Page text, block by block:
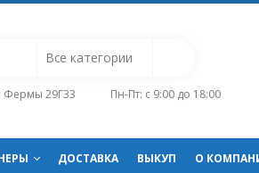
Фермы 29Г33 Пн-Пт: с 9:00 до 18:00
ДОСТАВКА ВЫКУП О